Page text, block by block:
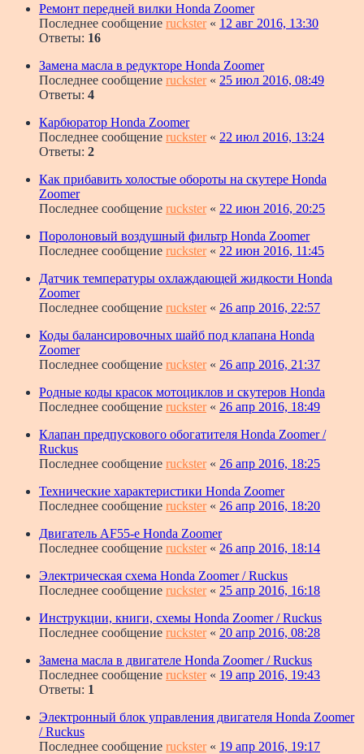
Ремонт передней вилки Honda Zoomer
Последнее сообщение ruckster« 12 авг 2016, 13:30
Ответы: 16
Замена масла в редукторе Honda Zoomer
Последнее сообщение ruckster« 25 июл 2016, 08:49
Ответы: 4
Карбюратор Honda Zoomer
Последнее сообщение ruckster« 22 июл 2016, 13:24
Ответы: 2
Как прибавить холостые обороты на скутере Honda
Zoomer
Последнее сообщение ruckster« 22 июн 2016, 20:25
Поролоновый воздушный фильтр Honda Zoomer
Последнее сообщение ruckster« 22 июн 2016, 11:45
Датчик температуры охлаждающей жидкости Honda
Zoomer
Последнее сообщение ruckster« 26 апр 2016, 22:57
Коды балансировочных шайб под клапана Honda
Zoomer
Последнее сообщение ruckster« 26 апр 2016, 21:37
Родные коды красок мотоциклов и скутеров Honda
Последнее сообщение ruckster« 26 апр 2016, 18:49
Клапан предпускового обогатителя Honda Zoomer /
Ruckus
Последнее сообщение ruckster« 26 апр 2016, 18:25
Технические характеристики Honda Zoomer
Последнее сообщение ruckster« 26 апр 2016, 18:20
Двигатель AF55-e Honda Zoomer
Последнее сообщение ruckster« 26 апр 2016, 18:14
Электрическая схема Honda Zoomer / Ruckus
Последнее сообщение ruckster« 25 апр 2016, 16:18
Инструкции, книги, схемы Honda Zoomer / Ruckus
Последнее сообщение ruckster« 20 апр 2016, 08:28
Замена масла в двигателе Honda Zoomer / Ruckus
Последнее сообщение ruckster« 19 апр 2016, 19:43
Ответы: 1
Электронный блок управления двигателя Honda Zoomer
/ Ruckus
Последнее сообщение ruckster« 19 апр 2016, 19:17